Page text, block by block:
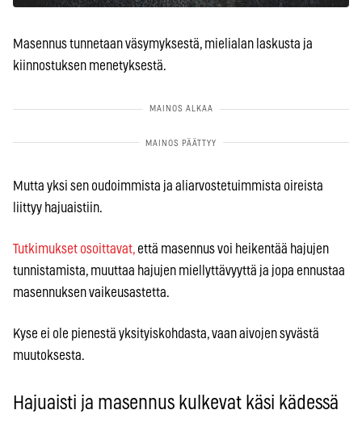
Masennus tunnetaan väsymyksestä, mielialan laskusta ja
kiinnostuksen menetyksestä.
Mutta yksi sen oudoimmista ja aliarvostetuimmista oireista
liittyy hajuaistiin.
Tutkimukset osoittavat, että masennus voi heikentää hajujen
tunnistamista, muuttaa hajujen miellyttävyyttä ja jopa ennustaa
masennuksen vaikeusastetta.
Kyse ei ole pienestä yksityiskohdasta, vaan aivojen syvästä
muutoksesta.
Hajuaisti ja masennus kulkevat käsi kädessä